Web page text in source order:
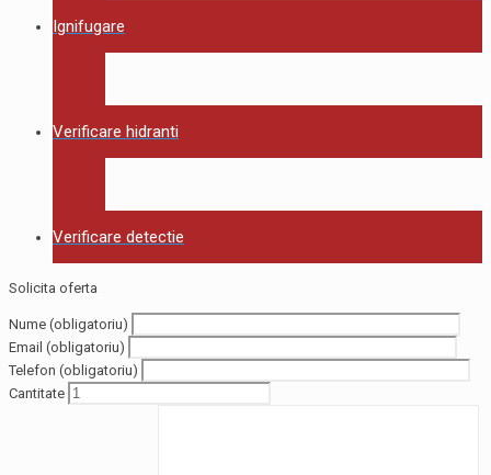
Ignifugare
Verificare hidranti
Verificare detectie
Solicita oferta
Nume (obligatoriu)
Email (obligatoriu)
Telefon (obligatoriu)
Cantitate